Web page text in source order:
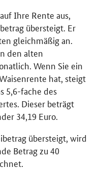
Ihre Rente aus,
übersteigt. Er
gleichmäßig an.
den alten
Wenn Sie ein
hat, steigt
5,6-fache des
Dieser beträgt
34,19 Euro.
übersteigt, wird
Betrag zu 40